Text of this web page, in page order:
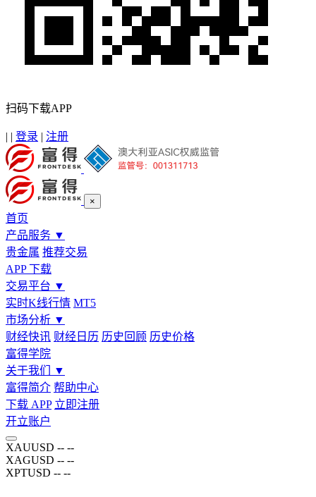
扫码下载APP
| | 登录 | 注册
×
首页
产品服务 ▼
贵金属 推荐交易
APP 下载
交易平台 ▼
实时K线行情 MT5
市场分析 ▼
财经快讯 财经日历 历史回顾 历史价格
富得学院
关于我们
▼
富得简介 帮助中心
下载 APP 立即注册
开立账户
XAUUSD -- --
XAGUSD -- --
XPTUSD -- --